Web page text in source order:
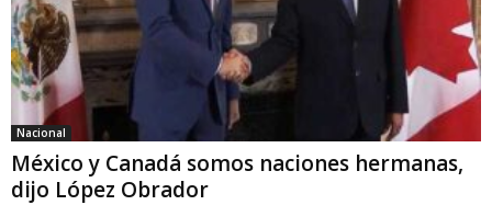
Nacional
México y Canadá somos naciones hermanas,
dijo López Obrador